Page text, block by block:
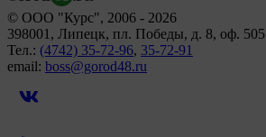
© ООО "Курс", 2006 - 2026
398001, Липецк, пл. Победы, д. 8, оф. 505
Тел.: (4742) 35-72-96, 35-72-91
email: boss@gorod48.ru